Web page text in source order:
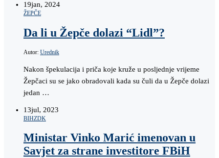
19jan, 2024
ŽEPČE
Da li u Žepče dolazi “Lidl”?
Autor: Urednik
Nakon špekulacija i priča koje kruže u posljednje vrijeme
Žepčaci su se jako obradovali kada su čuli da u Žepče dolazi
jedan …
13jul, 2023
BIHZDK
Ministar Vinko Marić imenovan u
Savjet za strane investitore FBiH